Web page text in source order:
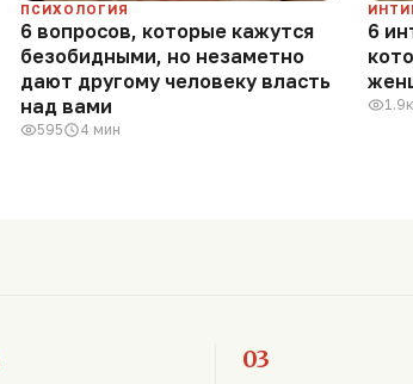
ПСИХОЛОГИЯ
6 вопросов, которые кажутся
безобидными, но незаметно
дают другому человеку власть
над вами
595 4 мин
6
1.9к
03